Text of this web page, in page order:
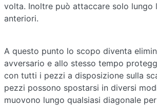
volta. Inoltre può attaccare solo lungo
anteriori.
A questo punto lo scopo diventa
avversario e allo stesso tempo
con tutti i pezzi a disposizione sulla
pezzi possono spostarsi in diversi
muovono lungo qualsiasi diagonale